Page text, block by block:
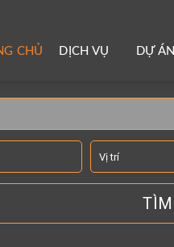
CHỦ DỊCH VỤ DỰ ÁN